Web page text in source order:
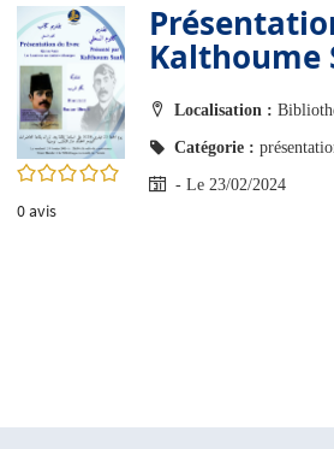
0/5
0avis
Kalthoume
Localisation :
Catégorie :
- Le 23/02/2024